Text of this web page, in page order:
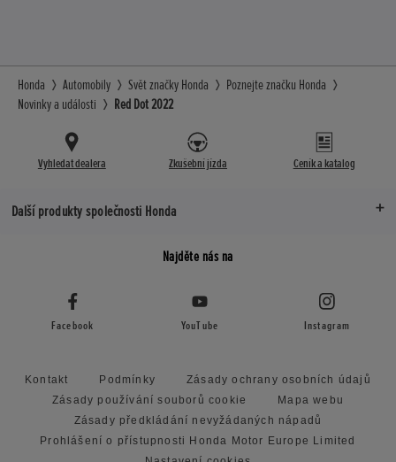
Honda Automobily Svět značky Honda
Poznejte značku Honda
Novinky a události
Red Dot 2022
Vyhledat dealera Zkušební jízda Ceník a katalog
Další produkty společnosti Honda
Najděte nás na
Facebook YouTube Instagram
Kontakt Podmínky
Zásady ochrany osobních údajů
Zásady používání souborů cookie
Mapa webu
Zásady předkládání nevyžádaných nápadů
Prohlášení o přístupnosti Honda Motor Europe Limited